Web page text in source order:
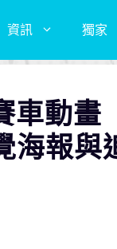
資訊 獨家
車動畫
海報與